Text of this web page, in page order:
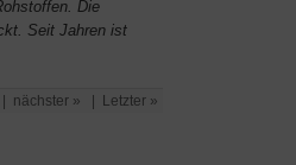
Die
Seit Jahren ist
nächster » Letzter »